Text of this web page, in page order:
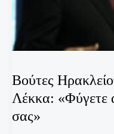
Βούτες
Λέκκα: «Φύγετε
σας»